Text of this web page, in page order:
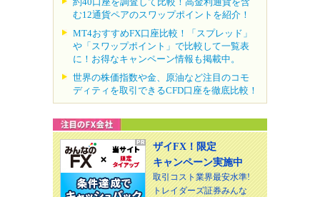
む12通貨ペアのスワップポイントを紹介！
MT4おすすめFX口座比較！「スプレッド」
や「スワップポイント」で比較して一覧表
に！お得なキャンペーン情報も掲載中。
世界の株価指数や金、原油など注目のコモ
ディティを取引できるCFD口座を徹底比較！
ザイFX！限定
キャンペーン実施中
取引コスト業界最安水準!
トレイダーズ証券みんな